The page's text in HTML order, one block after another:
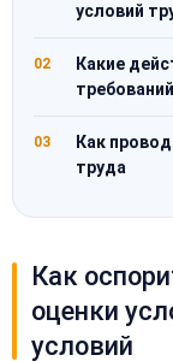
условий
02
Какие
03
Как
труда
Как
оценки
условий